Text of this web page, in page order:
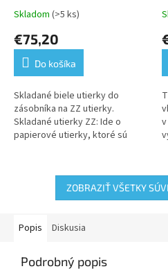
Interfold/
jemné,biele,2 vrst,2100 ks
v kartóne,21 balíkov po
100 ks-H2
Priemerné
produktu
5,0
5
hviezdičiek.
Skladom (>5 ks)
€75,20
Do košíka
Skladané biele utierky do
zásobníka na ZZ utierky.
Skladané utierky ZZ: Ide o
papierové utierky, ktoré sú
5
ZOBRAZIŤ VŠETKY
Popis Diskusia
Podrobný popis